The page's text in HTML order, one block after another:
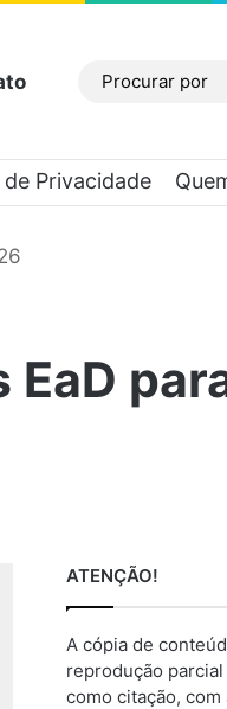
Barra Lateral
Privacidade
ATENÇÃO!
A cópia de
reprodução
como citação,